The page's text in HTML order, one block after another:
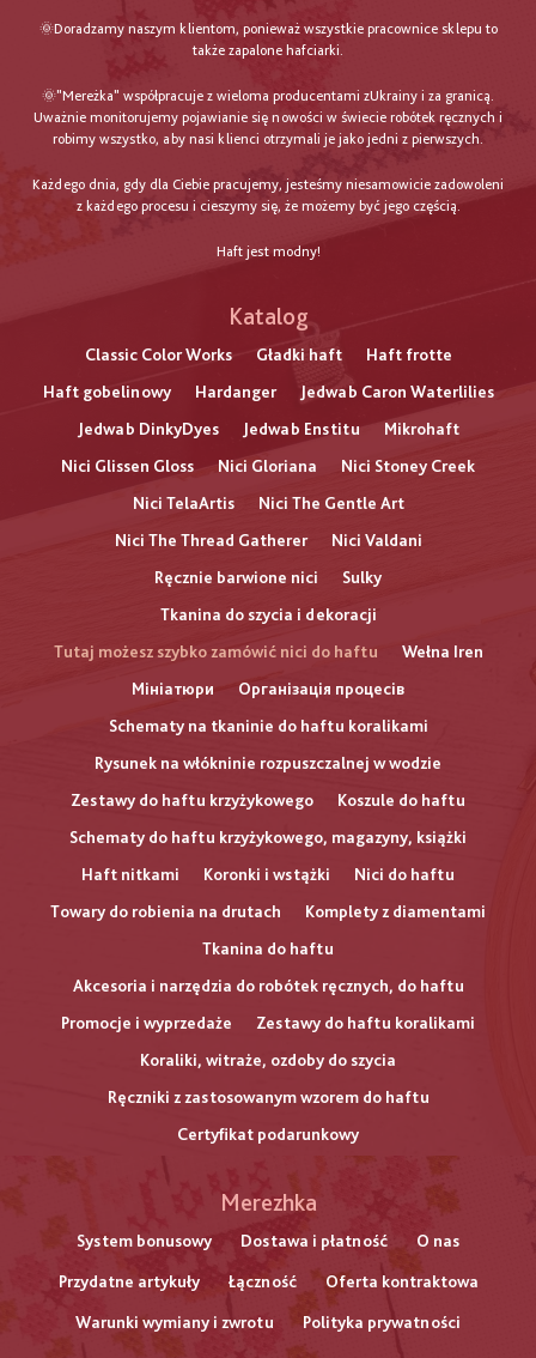
🌞Doradzamy naszym klientom, ponieważ wszystkie pracownice sklepu to
także zapalone hafciarki.
🌞"Mereżka" współpracuje z wieloma producentami zUkrainy i za granicą.
Uważnie monitorujemy pojawianie się nowości w świecie robótek ręcznych i
robimy wszystko, aby nasi klienci otrzymali je jako jedni z pierwszych.
Każdego dnia, gdy dla Ciebie pracujemy, jesteśmy niesamowicie zadowoleni
z każdego procesu i cieszymy się, że możemy być jego częścią.
Haft jest modny!
Katalog
Classic Color Works Gładki haft
Haft frotte
Haft gobelinowy
Hardanger
Jedwab Caron Waterlilies
Jedwab DinkyDyes
Jedwab Enstitu
Mikrohaft
Nici Glissen Gloss
Nici Gloriana
Nici Stoney Creek
Nici TelaArtis
Nici The Gentle Art
Nici The Thread Gatherer
Nici Valdani
Ręcznie barwione nici
Sulky
Tkanina do szycia i dekoracji
Tutaj możesz szybko zamówić nici do haftu
Wełna Iren
Мініатюри
Організація процесів
Schematy na tkaninie do haftu koralikami
Rysunek na włókninie rozpuszczalnej w wodzie
Zestawy do haftu krzyżykowego
Koszule do haftu
Schematy do haftu krzyżykowego, magazyny, książki
Haft nitkami
Koronki i wstążki
Nici do haftu
Towary do robienia na drutach
Komplety z diamentami
Tkanina do haftu
Akcesoria i narzędzia do robótek ręcznych, do haftu
Promocje i wyprzedaże
Zestawy do haftu koralikami
Koraliki, witraże, ozdoby do szycia
Ręczniki z zastosowanym wzorem do haftu
Certyfikat podarunkowy
нижнього
колонтитулу
Merezhka
System bonusowy Dostawa i płatność O nas
Przydatne artykuły Łączność Oferta kontraktowa
Warunki wymiany i zwrotu Polityka prywatności